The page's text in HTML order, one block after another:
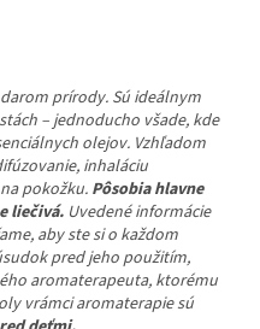
prírody. Sú ideálnym
– jednoducho všade, kde
olejov. Vzhľadom
inhaláciu
pokožku. Pôsobia hlavne
liečivá. Uvedené informácie
aby ste si o každom
pred jeho použitím,
aromaterapeuta, ktorému
vrámci aromaterapie sú